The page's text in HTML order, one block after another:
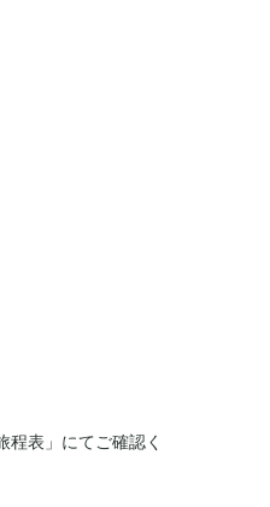
表」にてご確認く